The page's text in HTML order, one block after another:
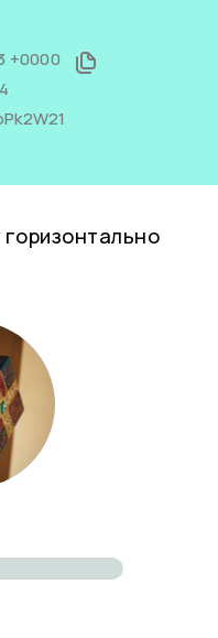
+0000